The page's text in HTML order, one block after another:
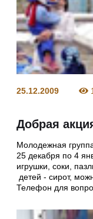
25.12.2009
Добрая
Молодежная
25 декабря по 4
игрушки, соки,
детей - сирот,
Телефон для